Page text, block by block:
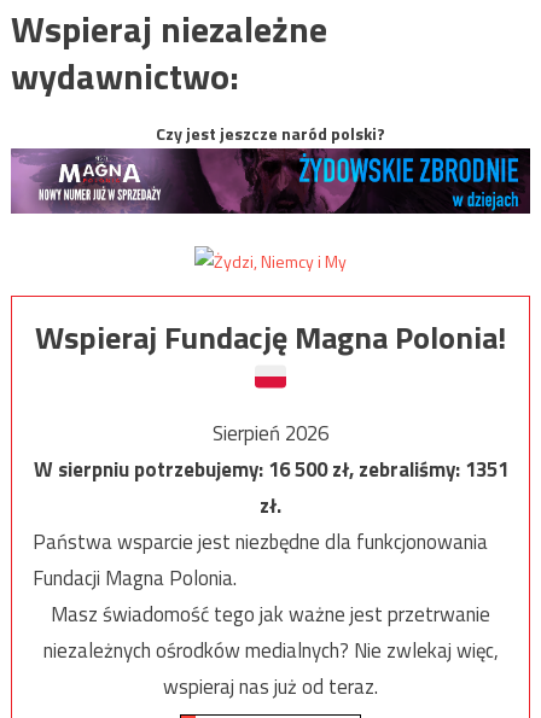
Wspieraj niezależne
wydawnictwo:
Czy jest jeszcze naród polski?
Wspieraj Fundację Magna Polonia!
Sierpień 2026
W sierpniu potrzebujemy:16 500zł, zebraliśmy:1351
zł.
Państwa wsparcie jest niezbędne dla funkcjonowania
Fundacji Magna Polonia.
Masz świadomość tego jak ważne jest przetrwanie
niezależnych ośrodków medialnych? Nie zwlekaj więc,
wspieraj nas już od teraz.